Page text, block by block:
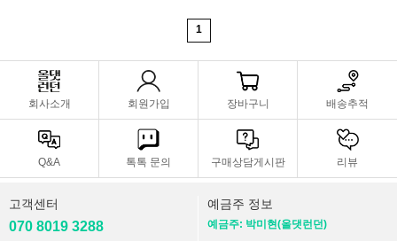
1
회사소개 회원가입 장바구니 배송추적
Q&A 톡톡 문의 구매상담게시판 리뷰
고객센터
070 8019 3288
예금주 정보
예금주: 박미현(올댓런던)